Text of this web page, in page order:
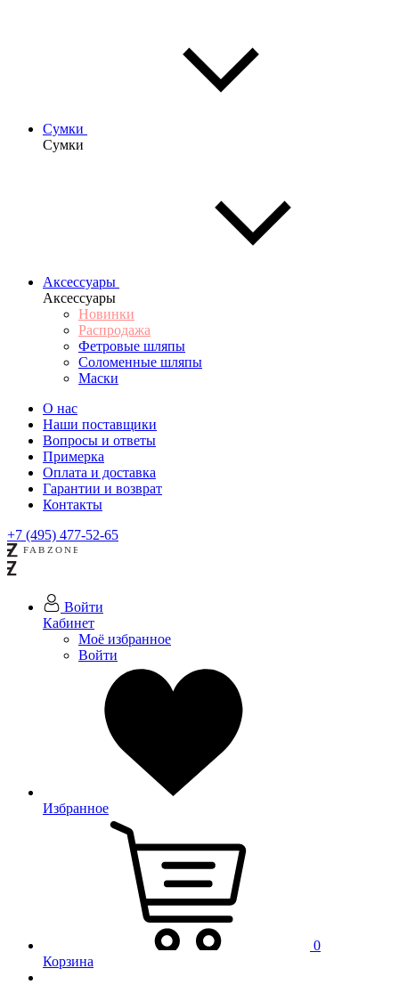
Сумки
Сумки
Аксессуары
Аксессуары
Новинки
Распродажа
Фетровые шляпы
Соломенные шляпы
Маски
О нас
Наши поставщики
Вопросы и ответы
Примерка
Оплата и доставка
Гарантии и возврат
Контакты
+7 (495) 477-52-65
Войти
Кабинет
Моё избранное
Войти
Избранное
0
Корзина